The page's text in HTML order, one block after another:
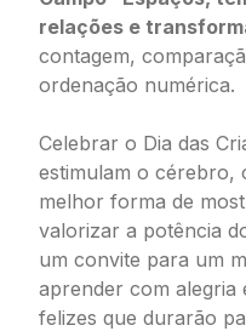
relações e
contagem,
ordenação numérica.
Celebrar o Dia das
estimulam o cérebro,
melhor forma de
valorizar a potência
um convite para um
aprender com alegria
felizes que durarão